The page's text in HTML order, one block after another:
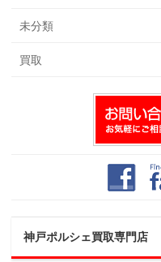
未分類
買取
神戸ポルシェ買取専門店